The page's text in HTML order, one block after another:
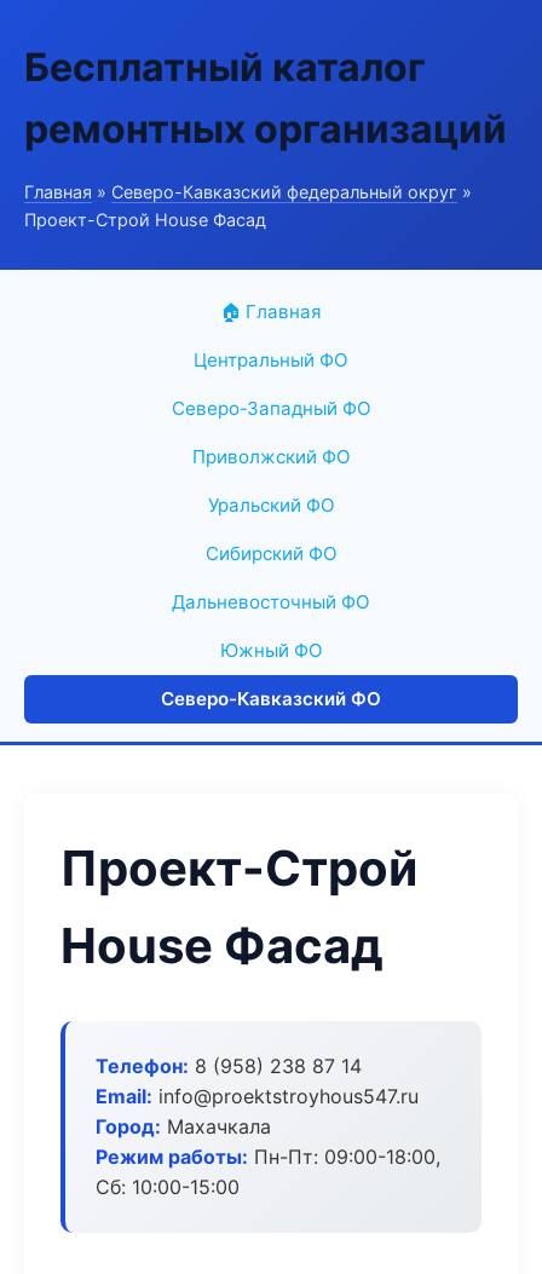
Бесплатный каталог
ремонтных организаций
Главная » Северо-Кавказский федеральный округ »
Проект-Строй House Фасад
🏠 Главная
Центральный ФО
Северо-Западный ФО
Приволжский ФО
Уральский ФО
Сибирский ФО
Дальневосточный ФО
Южный ФО
Северо-Кавказский ФО
Проект-Строй
House Фасад
Телефон: 8 (958) 238 87 14
Email: info@proektstroyhous547.ru
Город: Махачкала
Режим работы: Пн-Пт: 09:00-18:00,
Сб: 10:00-15:00